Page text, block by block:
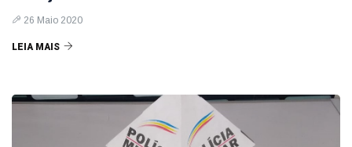
26 Maio 2020
LEIA MAIS